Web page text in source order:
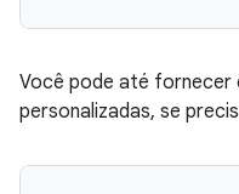
Você pode até fornecer
personalizadas, se